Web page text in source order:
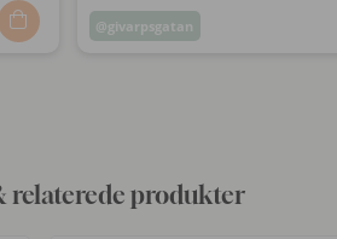
Opslag
givarpsgatan
relaterede produkter